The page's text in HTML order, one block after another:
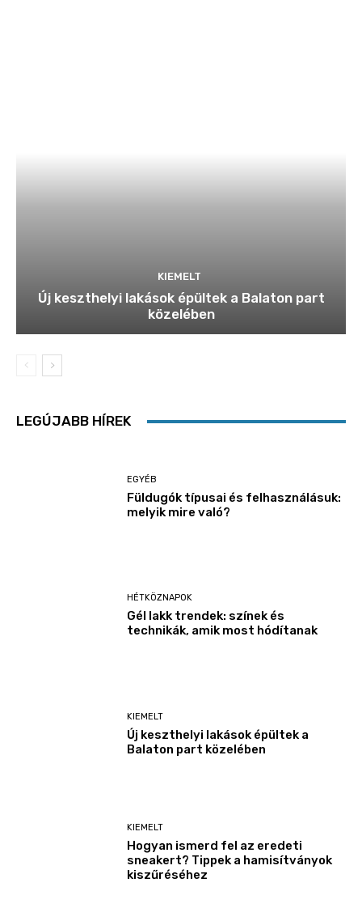
KIEMELT
Új keszthelyi lakások épültek a Balaton part
közelében
LEGÚJABB HÍREK
EGYÉB
Füldugók típusai és felhasználásuk:
melyik mire való?
HÉTKÖZNAPOK
Gél lakk trendek: színek és
technikák, amik most hódítanak
KIEMELT
Új keszthelyi lakások épültek a
Balaton part közelében
KIEMELT
Hogyan ismerd fel az eredeti
sneakert? Tippek a hamisítványok
kiszűréséhez